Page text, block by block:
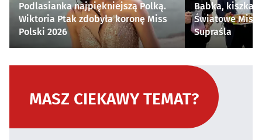
Podlasianka najpiękniejszą Polką.
Wiktoria Ptak zdobyła koronę Miss
Polski 2026
Babka, kiszka i
Światowe
Supraśla
MASZ CIEKAWY TEMAT?